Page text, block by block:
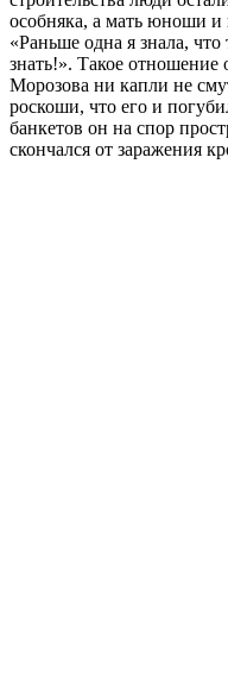
особняка, а мать юноши и
«Раньше одна я знала,
знать!». Такое
Морозова ни капли не
роскоши, что его и
банкетов он на спор
скончался от заражения